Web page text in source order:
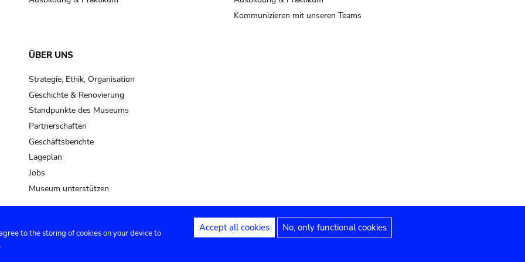
Kommunizieren mit unseren Teams
ÜBER UNS
Strategie, Ethik, Organisation
Geschichte & Renovierung
Standpunkte des Museums
Partnerschaften
Geschäftsberichte
Lageplan
Jobs
Museum unterstützen
Privacy settings Rechtliche Hinweise Erklärung zur Barrierefreiheit
to the storing of cookies on your device to
Accept all cookies No, only functional cookies